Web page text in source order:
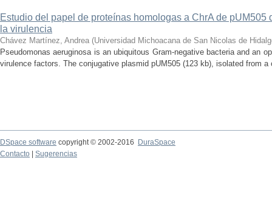
Estudio del papel de proteínas homologas a ChrA de
la virulencia
Chávez Martínez, Andrea (Universidad Michoacana de San Nicolas de
Pseudomonas aeruginosa is an ubiquitous Gram-negative bacteria and an
virulence factors. The conjugative plasmid pUM505 (123 kb), isolated from
DSpace software copyright © 2002-2016
DuraSpace
Contacto
Sugerencias